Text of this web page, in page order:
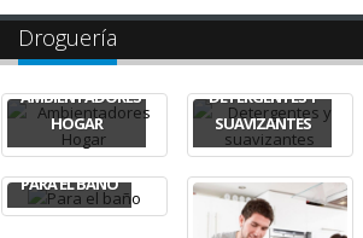
Droguería
AMBIENTADORES
HOGAR
DETERGENTES Y
SUAVIZANTES
PARA EL BAÑO